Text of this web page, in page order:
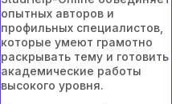
опытных авторов и
профильных специалистов,
которые умеют грамотно
раскрывать тему и готовить
академические работы
высокого уровня.